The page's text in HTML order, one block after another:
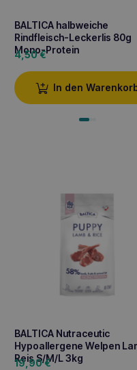
BALTICA halbweiche
Rindfleisch-Leckerlis 80g
Mono-Protein
4,50€
In den
BALTICA Nutraceutic
Hypoallergene Welpen
Reis S/M/L 3kg
19,90€